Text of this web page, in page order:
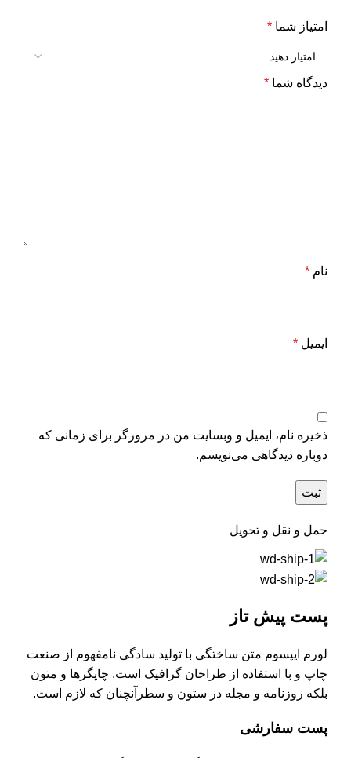
امتیاز شما *
دیدگاه شما *
نام *
ایمیل *
ذخیره نام، ایمیل و وبسایت من در مرورگر برای زمانی که
دوباره دیدگاهی می‌نویسم.
حمل و نقل و تحویل
پست پیش تاز
لورم ایپسوم متن ساختگی با تولید سادگی نامفهوم از صنعت
چاپ و با استفاده از طراحان گرافیک است. چاپگرها و متون
بلکه روزنامه و مجله در ستون و سطرآنچنان که لازم است.
پست سفارشی